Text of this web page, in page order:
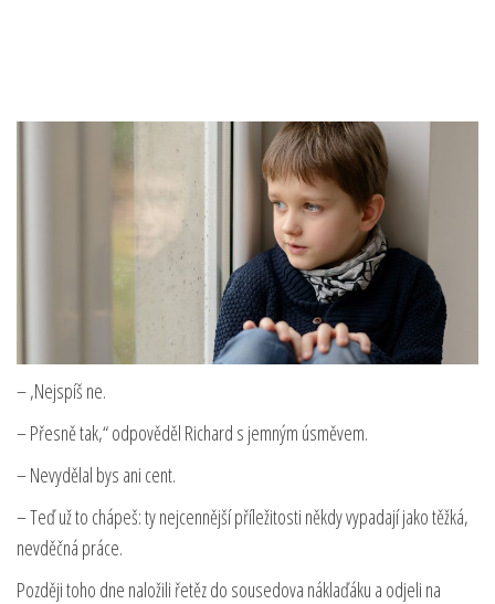
– ‚Nejspíš ne.
– Přesně tak,“ odpověděl Richard s jemným úsměvem.
– Nevydělal bys ani cent.
– Teď už to chápeš: ty nejcennější příležitosti někdy vypadají jako těžká,
nevděčná práce.
Později toho dne naložili řetěz do sousedova náklaďáku a odjeli na